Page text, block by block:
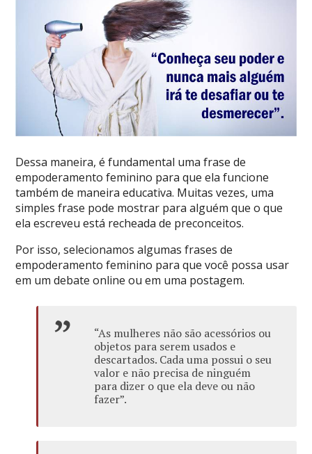
Dessa maneira, é fundamental uma frase de
empoderamento feminino para que ela funcione
também de maneira educativa. Muitas vezes, uma
simples frase pode mostrar para alguém que o que
ela escreveu está recheada de preconceitos.
Por isso, selecionamos algumas frases de
empoderamento feminino para que você possa usar
em um debate online ou em uma postagem.
“As mulheres não são acessórios ou
objetos para serem usados e
descartados. Cada uma possui o seu
valor e não precisa de ninguém
para dizer o que ela deve ou não
fazer”.